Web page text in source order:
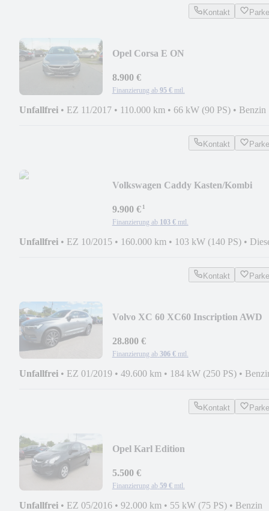
Kontakt
Opel Corsa E ON
8.900 €
Finanzierung ab 95 € mtl.
Unfallfrei • EZ 11/2017 • 110.000 km • 66 kW (90 PS) • Benzin
Kontakt
Volkswagen Caddy Kasten/Kombi
9.900 €¹
Finanzierung ab 103 € mtl.
Unfallfrei • EZ 10/2015 • 160.000 km • 103 kW (140 PS) •
Kontakt
Volvo XC 60 XC60 Inscription AWD
28.800 €
Finanzierung ab 306 € mtl.
Unfallfrei • EZ 01/2019 • 49.600 km • 184 kW (250 PS) •
Kontakt
Opel Karl Edition
5.500 €
Finanzierung ab 59 € mtl.
Unfallfrei • EZ 05/2016 • 92.000 km • 55 kW (75 PS) • Benzin